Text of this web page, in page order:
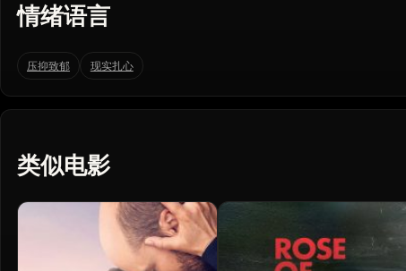
情绪语言
压抑致郁 现实扎心
类似电影